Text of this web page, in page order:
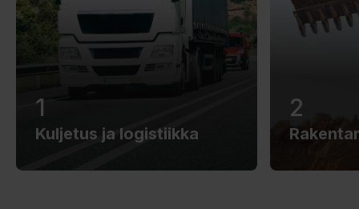
1
Kuljetus ja logistiikka
2